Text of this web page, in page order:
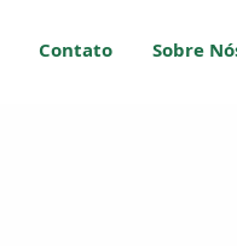
Contato Sobre